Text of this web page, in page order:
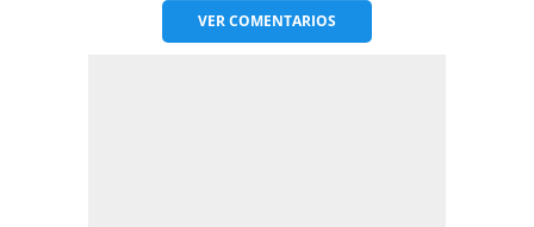
VERCOMENTARIOS